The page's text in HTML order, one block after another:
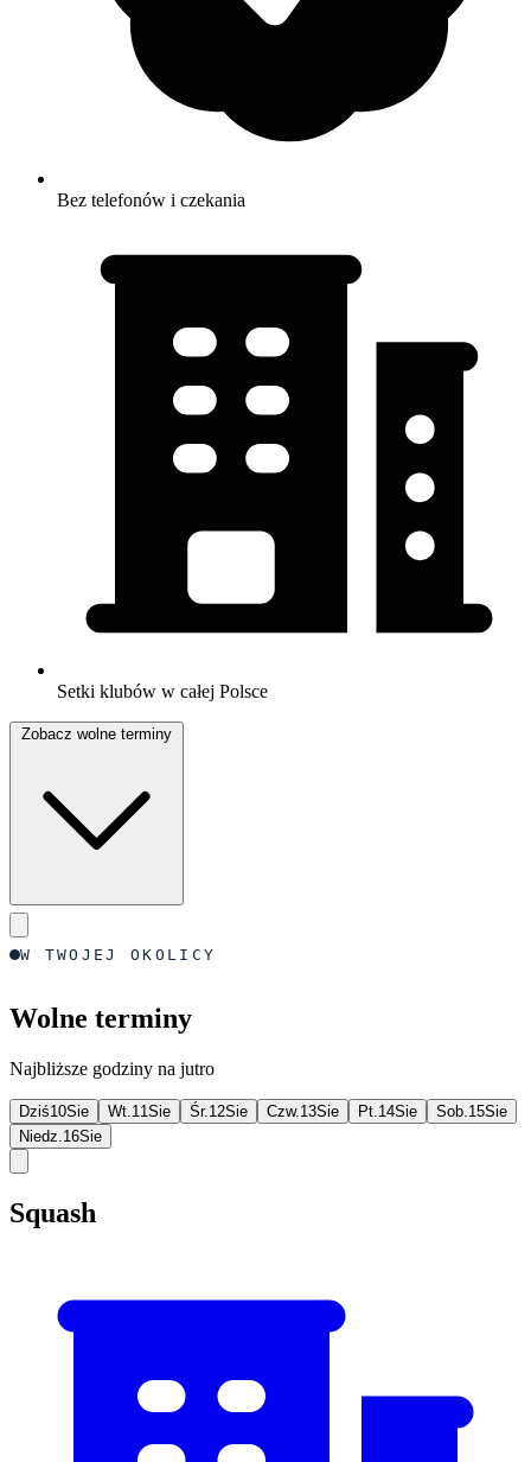
Bez telefonów i czekania
Setki klubów w całej Polsce
W TWOJEJ OKOLICY
Wolne terminy
Najbliższe godziny na jutro
Dziś10Sie Wt. 11Sie Śr. 12Sie Czw. 13Sie Pt. 14Sie Sob. 15Sie
Niedz. 16Sie
Squash